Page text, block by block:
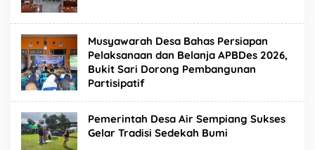
Musyawarah Desa Bahas Persiapan
Pelaksanaan dan Belanja APBDes 2026,
Bukit Sari Dorong Pembangunan
Partisipatif
Pemerintah Desa Air Sempiang Sukses
Gelar Tradisi Sedekah Bumi